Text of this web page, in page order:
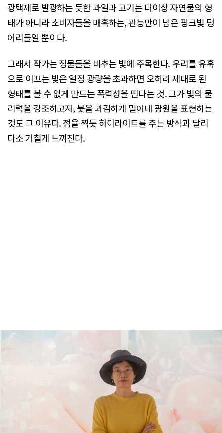
광택제로 발광하는 듯한 과일과 고기는 더이상 자연물의 형
태가 아니라 소비자들을 매혹하는, 관능만이 남은 핑크빛 덩
어리들일 뿐이다.
그래서 작가는 정물들을 비추는 빛에 주목한다. 우리를 유혹
으로 이끄는 빛은 일정 광량을 초과하면 오히려 제대로 된
형태를 볼 수 없게 만드는 폭력성을 띤다는 것. 그가 빛의 물
리력을 강조하고자, 붓을 과감하게 밀어내 광원을 표현하는
것도 그 이유다. 점을 찍듯 하이라이트를 주는 방식과 달리
다소 거칠게 느껴진다.